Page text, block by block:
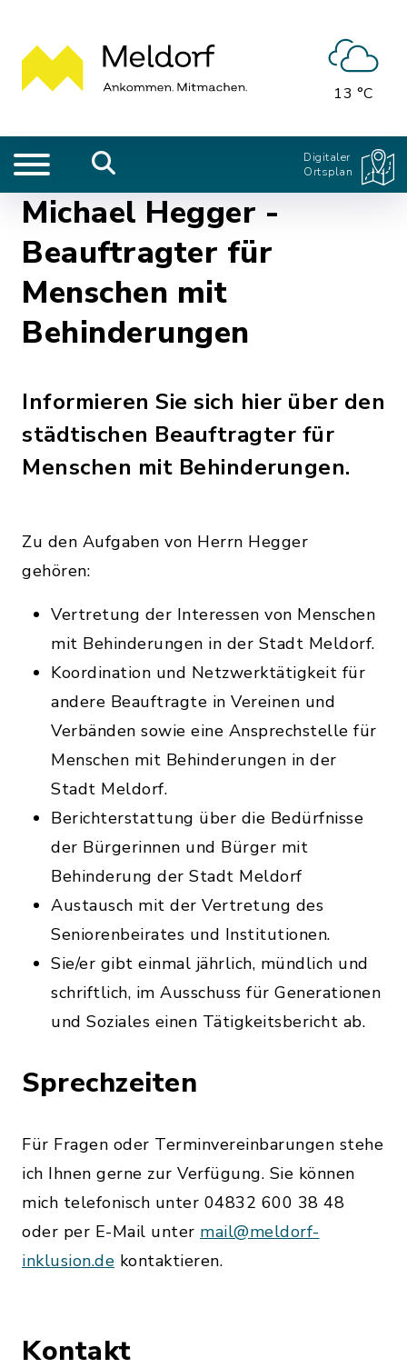
13 °C
Digitaler
Ortsplan
Michael Hegger -
Beauftragter für
Menschen mit
Behinderungen
Informieren Sie sich hier über den
städtischen Beauftragter für
Menschen mit Behinderungen.
Zu den Aufgaben von Herrn Hegger
gehören:
Vertretung der Interessen von Menschen
mit Behinderungen in der Stadt Meldorf.
Koordination und Netzwerktätigkeit für
andere Beauftragte in Vereinen und
Verbänden sowie eine Ansprechstelle für
Menschen mit Behinderungen in der
Stadt Meldorf.
Berichterstattung über die Bedürfnisse
der Bürgerinnen und Bürger mit
Behinderung der Stadt Meldorf
Austausch mit der Vertretung des
Seniorenbeirates und Institutionen.
Sie/er gibt einmal jährlich, mündlich und
schriftlich, im Ausschuss für Generationen
und Soziales einen Tätigkeitsbericht ab.
Sprechzeiten
Für Fragen oder Terminvereinbarungen stehe
ich Ihnen gerne zur Verfügung. Sie können
mich telefonisch unter 04832 600 38 48
oder per E-Mail unter mail@meldorf-
inklusion.de kontaktieren.
Kontakt